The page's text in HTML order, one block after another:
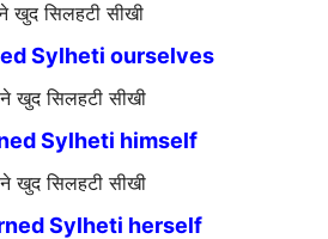
खुद सिलहटी सीखी
Sylheti ourselves
खुद सिलहटी सीखी
Sylheti himself
खुद सिलहटी सीखी
Sylheti herself